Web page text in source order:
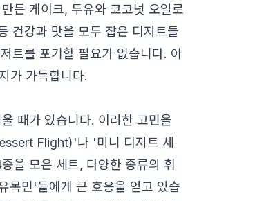
든 케이크, 두유와 코코넛 오일로
건강과 맛을 모두 잡은 디저트들
트를 포기할 필요가 없습니다. 아
가 가득합니다.
때가 있습니다. 이러한 고민을
Flight)'나 '미니 디저트 세
을 모은 세트, 다양한 종류의 휘
목민'들에게 큰 호응을 얻고 있습